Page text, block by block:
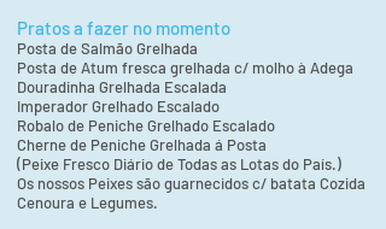
Pratos a fazer no momento
Posta de Salmão Grelhada
Posta de Atum fresca grelhada c/ molho à Adega
Douradinha Grelhada Escalada
Imperador Grelhado Escalado
Robalo de Peniche Grelhado Escalado
Cherne de Peniche Grelhada á Posta
(Peixe Fresco Diário de Todas as Lotas do País.)
Os nossos Peixes são guarnecidos c/ batata Cozida
Cenoura e Legumes.